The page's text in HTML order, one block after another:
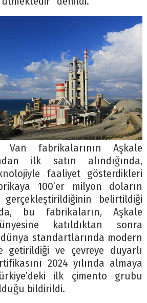
Van fabrikalarının Aşkale
ilk satın alındığında,
faaliyet gösterdikleri
100’er milyon doların
gerçekleştirildiğinin belirtildiği
bu fabrikaların, Aşkale
katıldıktan sonra
standartlarında modern
getirildiği ve çevreye duyarlı
2024 yılında almaya
ilk çimento grubu
bildirildi.